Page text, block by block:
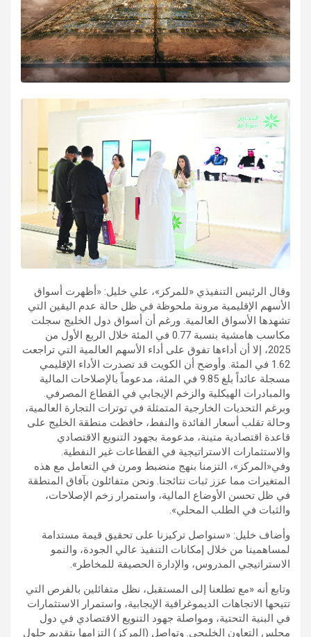
وقال الرئيس التنفيذي «للمركز»، علي خليل: «أظهرت أسواق
الأسهم الإقليمية مرونة ملحوظة في ظل حالة عدم اليقين التي
تشهدها الأسواق العالمية. ورغم أن أسواق دول الخليج سجلت
مكاسب هامشية بنسبة 0.77 في المئة خلال الربع الأول من
2025، إلا أن أداءها تفوق على أداء الأسهم العالمية التي تراجعت
1.62 في المئة. وأوضح أن الكويت قد تصدرت الأداء الإقليمي
مسجلة عائداً بلغ 9.85 في المئة، مدعوماً بالإصلاحات المالية
والمبادرات الهيكلية والزخم الإيجابي في القطاع المصرفي.
وبرغم التحديات الخارجية المتمثلة في توترات التجارة العالمية،
وحالة تقلب أسعار الفائدة والنفط، حافظت منطقة الخليج على
قاعدة اقتصادية متينة، مدعومة بجهود التنويع الاقتصادي
والاستثمارات الاستراتيجية في القطاعات غير النفطية.
وفي«المركز»، التزمنا بنهج منضبط ومرن في التعامل مع هذه
المتغيرات مما عزز ثبات نتائجنا. ونحن متفائلون بآفاق المنطقة
في ظل تحسن الأوضاع المالية، واستمرار زخم الإصلاحات،
والثبات في الطلب المحلي».
وأضاف خليل: «سنواصل تركيزنا على تحقيق قيمة مستدامة
لمساهمينا من خلال إمكانات التنفيذ عالي الجودة، والنمو
الاستراتيجي المدروس، والإدارة الحصيفة للمخاطر».
وتابع أنه «مع تطلعنا إلى المستقبل، نظل متفائلين بالفرص التي
تتيحها الاتجاهات الديموغرافية الإيجابية، واستمرار الاستثمارات
في البنية التحتية، ومواصلة جهود التنويع الاقتصادي في دول
مجلس التعاون الخليجي. وتواصل (المركز) التزامها بتقديم حلول